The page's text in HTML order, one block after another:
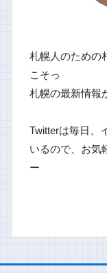
札幌人のための
こそっ
札幌の最新情報
Twitterは毎日、
いるので、お気
ー